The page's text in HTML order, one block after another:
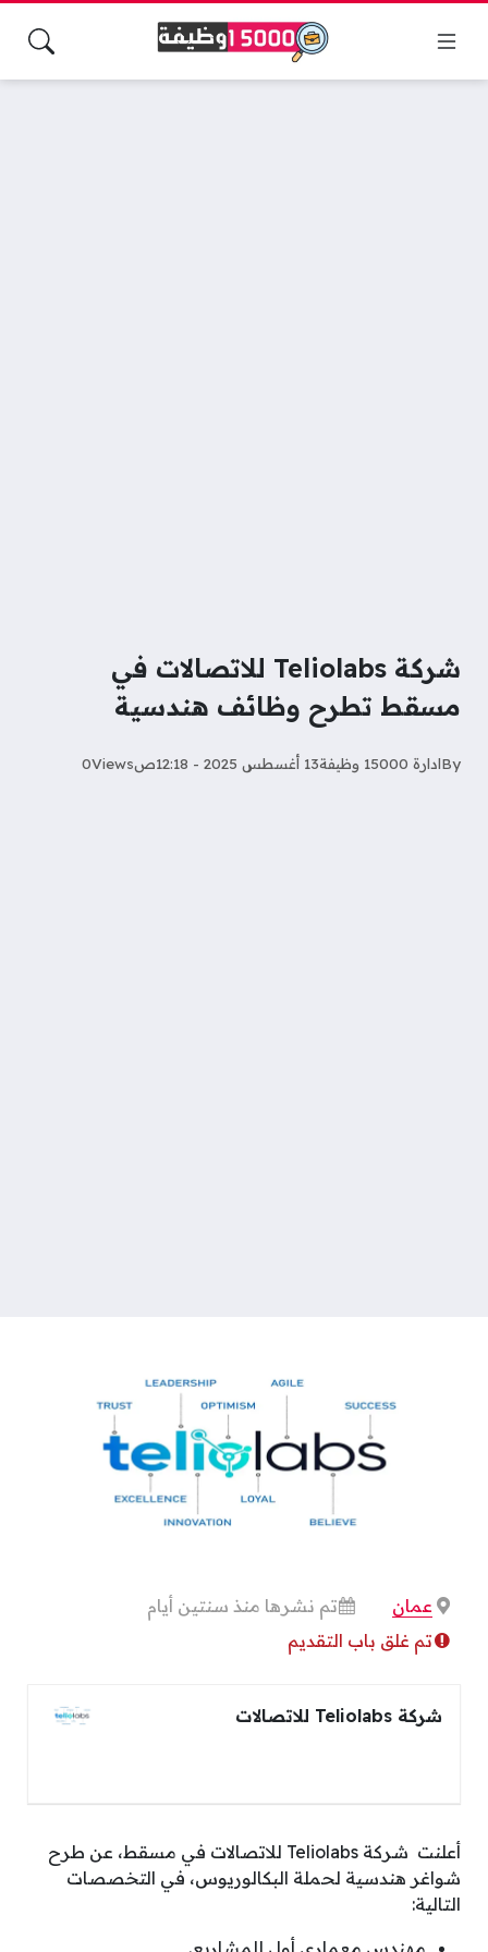
شركة Teliolabs للاتصالات في
مسقط تطرح وظائف هندسية
Byادارة 15000 وظيفة 13 أغسطس 2025 - 12:18ص Views
0
عمان
تم نشرها منذ سنتين أيام
تم غلق باب التقديم
شركة Teliolabs للاتصالات
أعلنت شركة Teliolabs للاتصالات في مسقط، عن طرح
شواغر هندسية لحملة البكالوريوس، في التخصصات
التالية: